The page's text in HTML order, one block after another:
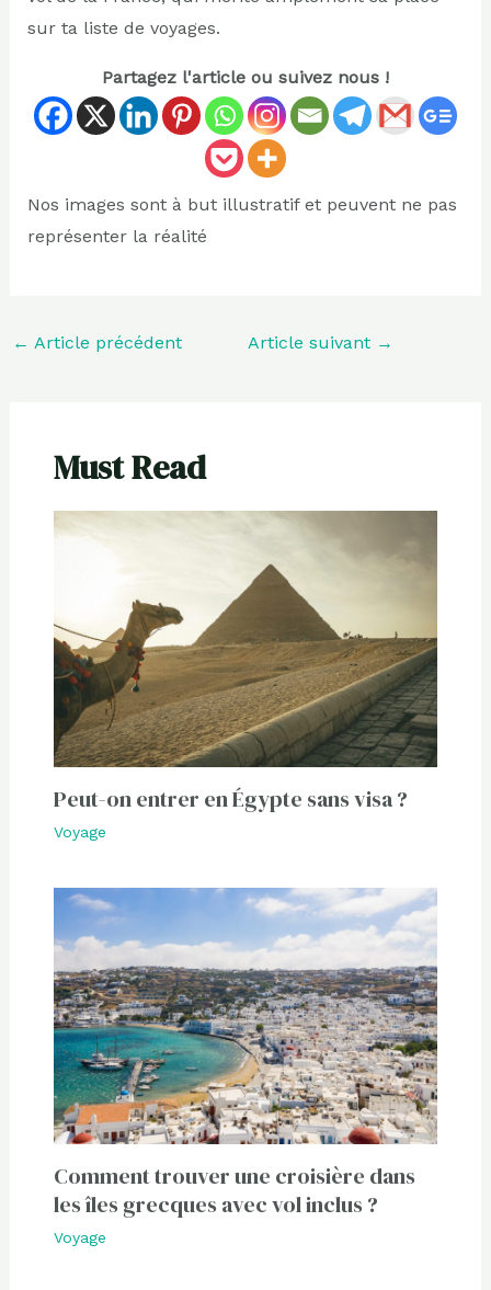
sur ta liste de voyages.
Partagez l'article ou suivez nous !
Nos images sont à but illustratif et peuvent ne pas
représenter la réalité
← Article précédent Article suivant →
Must Read
Peut-on entrer en Égypte sans visa ?
Voyage
Comment trouver une croisière dans
les îles grecques avec vol inclus ?
Voyage